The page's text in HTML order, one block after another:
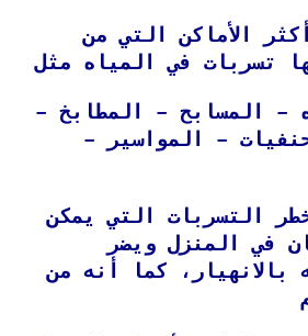
الأماكن التي من
تسربات في المياه مثل
– المسابح – المطابخ –
– المواسير –
التسربات التي يمكن
في المنزل ويضر
بالانهيار، كما أنه من